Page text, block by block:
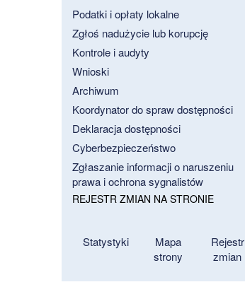
Podatki i opłaty lokalne
Zgłoś nadużycie lub korupcję
Kontrole i audyty
Wnioski
Archiwum
Koordynator do spraw dostępności
Deklaracja dostępności
Cyberbezpieczeństwo
Zgłaszanie informacji o naruszeniu
prawa i ochrona sygnalistów
REJESTR ZMIAN NA STRONIE
Statystyki
Mapa
strony
Rejestr
zmian